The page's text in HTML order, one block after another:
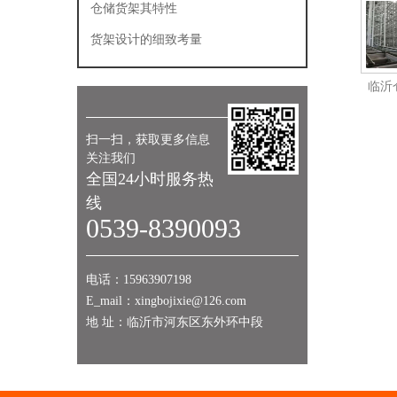
仓储货架其特性
货架设计的细致考量
扫一扫，获取更多信息
关注我们
全国24小时服务热
线
0539-8390093
电话：15963907198
E_mail：xingbojixie@126.com
地 址：临沂市河东区东外环中段
临沂